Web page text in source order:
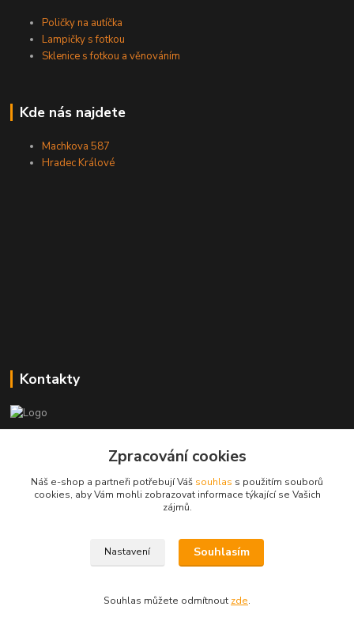
Poličky na autíčka
Lampičky s fotkou
Sklenice s fotkou a věnováním
Kde nás najdete
Machkova 587
Hradec Králové
Kontakty
+420773237626
popisekhk@gmail.com
Zpracování cookies
Náš e-shop a partneři potřebují Váš souhlas s použitím souborů
cookies, aby Vám mohli zobrazovat informace týkající se Vašich
zájmů.
Nastavení Souhlasím
Souhlas můžete odmítnout zde.